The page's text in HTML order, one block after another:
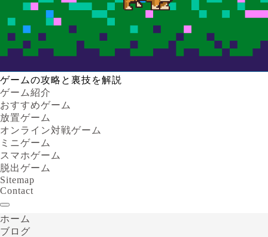
ゲームの攻略と裏技を解説
ゲーム紹介
おすすめゲーム
放置ゲーム
オンライン対戦ゲーム
ミニゲーム
スマホゲーム
脱出ゲーム
Sitemap
Contact
ホーム
ブログ